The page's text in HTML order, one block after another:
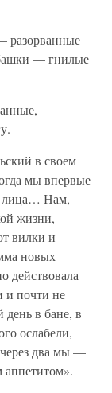
разорванные
— гнилые
в своем
мы впервые
лица… Нам,
жизни,
вилки и
новых
действовала
и почти не
в бане, в
ослабели,
через два мы —
аппетитом».